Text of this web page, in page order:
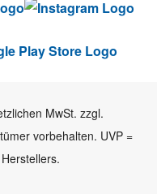
MwSt. zzgl.
vorbehalten. UVP =